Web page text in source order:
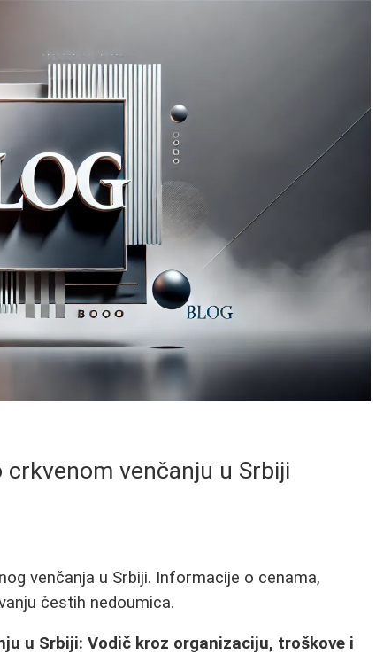
venčanju u Srbiji
venčanja u Srbiji. Informacije o cenama,
čestih nedoumica.
u Srbiji: Vodič kroz organizaciju, troškove i